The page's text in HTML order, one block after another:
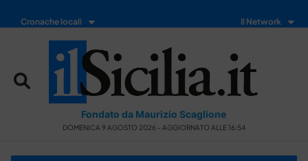
Cronache locali Il Network
Fondato da Maurizio Scaglione
DOMENICA 9 AGOSTO 2026 - AGGIORNATO ALLE 16:54